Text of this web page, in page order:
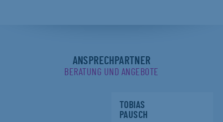
ANSPRECHPARTNER
BERATUNG UND ANGEBOTE
TOBIAS
PAUSCH